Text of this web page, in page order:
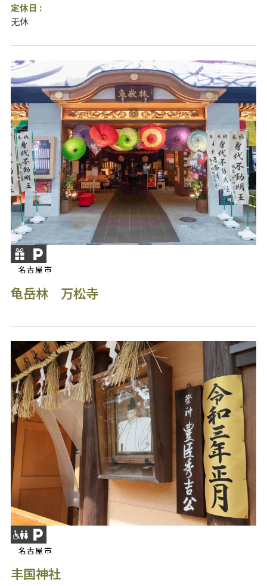
定休日 :
无休
名古屋市
龟岳林 万松寺
名古屋市
丰国神社